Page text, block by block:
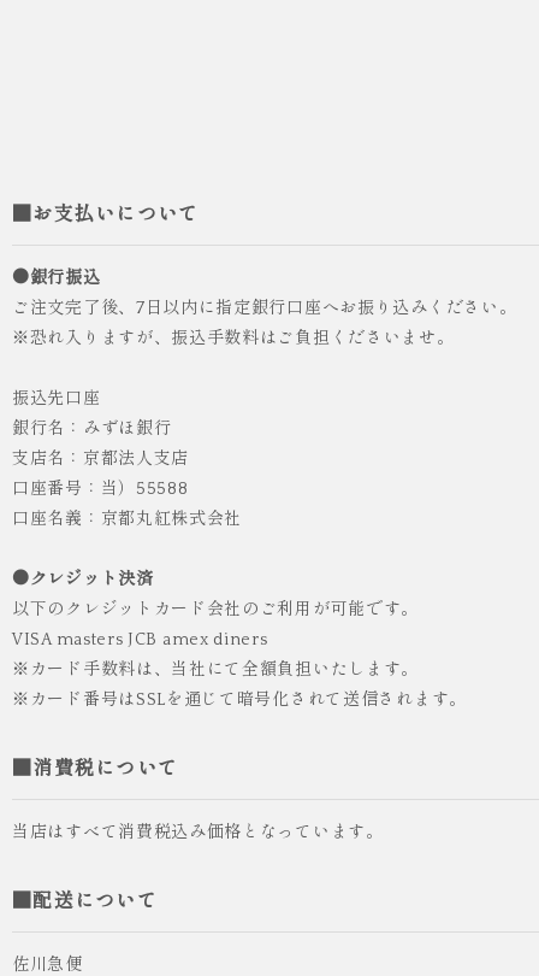
■お支払いについて
●銀行振込
ご注文完了後、7日以内に指定銀行口座へお振り込みください。
※恐れ入りますが、振込手数料はご負担くださいませ。
振込先口座
銀行名：みずほ銀行
支店名：京都法人支店
口座番号：当）55588
口座名義：京都丸紅株式会社
●クレジット決済
以下のクレジットカード会社のご利用が可能です。
VISA masters JCB amex diners
※カード手数料は、当社にて全額負担いたします。
※カード番号はSSLを通じて暗号化されて送信されます。
■消費税について
当店はすべて消費税込み価格となっています。
■配送について
佐川急便